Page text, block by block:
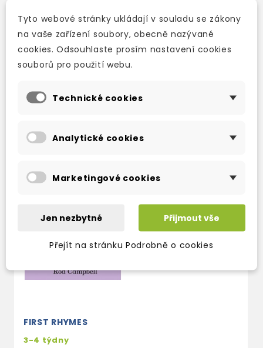
learning for over forty years, and the perennial
classic,Dear Zoohas been a firm favourite
with toddlers and parents alike since its first
publication in 1982.
TAKÉ DOPORUČUJEME
FIRST RHYMES
3-4 týdny
Tyto webové stránky ukládají v souladu se zákony
na vaše zařízení soubory, obecně nazývané
cookies. Odsouhlaste prosím nastavení cookies
souborů pro použití webu.
Technické cookies
Analytické cookies
Marketingové cookies
Jen nezbytné Přijmout vše
Přejít na stránku Podrobně o cookies